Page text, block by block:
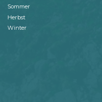
Sommer
Herbst
Winter